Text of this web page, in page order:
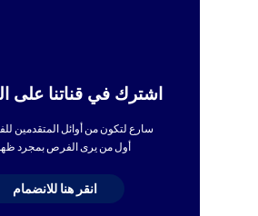
اشترك في قناتنا على
سارع لتكون من أوائل المتقدمين
أول من يرى الفرص بمجرد
انقر هنا للانضمام